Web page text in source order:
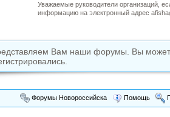
Уважаемые руководители организаций,
информацию на электронный адрес
Вам наши форумы. Вы
Форумы Новороссийска Помощь